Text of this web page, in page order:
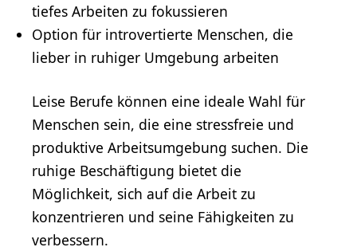
tiefes Arbeiten zu fokussieren
Option für introvertierte Menschen, die
lieber in ruhiger Umgebung arbeiten
Leise Berufe können eine ideale Wahl für
Menschen sein, die eine stressfreie und
produktive Arbeitsumgebung suchen. Die
ruhige Beschäftigung bietet die
Möglichkeit, sich auf die Arbeit zu
konzentrieren und seine Fähigkeiten zu
verbessern.